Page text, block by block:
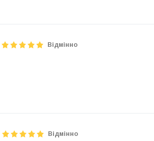
Відмінно
Відмінно